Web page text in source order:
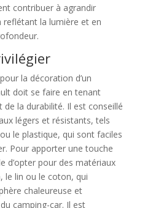
contribuer à agrandir
reflétant la lumière et en
la décoration d’un
doit se faire en tenant
la durabilité. Il est conseillé
légers et résistants, tels
le plastique, qui sont faciles
Pour apporter une touche
d’opter pour des matériaux
le lin ou le coton, qui
chaleureuse et
camping-car. Il est